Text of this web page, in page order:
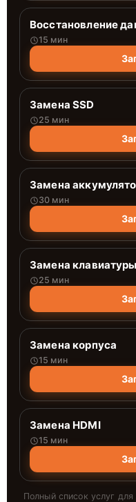
Восстановление
15 мин
Замена SSD
25 мин
Замена
30 мин
Замена клавиатуры
25 мин
Замена корпуса
15 мин
Замена HDMI
15 мин
Полный список услуг для